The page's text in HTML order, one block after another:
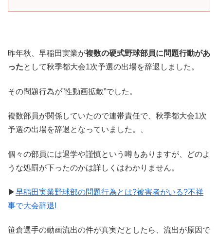
昨年秋、早稲田実業が複数の硬式野球部員に問題行動があ
ったとして秋季都大会1次予選の出場を辞退しました。
その問題行為が”性動画拡散”でした。
複数部員が関係していたので連帯責任で、秋季都大会1次
予選の出場を辞退となっていました。、
個々の部員には退学や謹慎という噂もありますが、どのよ
うな処罰が下ったのかは詳しくはわかりません。
▶早稲田実業野球部の問題行為とは?被害者がいる?不祥
事で大会辞退!
笹倉選手の動画流出の件が真実だとしたら、流出が原因で